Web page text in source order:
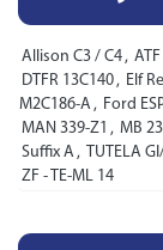
Allison C3 / C4 ,
DTFR 13C140 , Elf
M2C186-A , Ford
MAN 339-Z1 , MB
Suffix A , TUTELA
ZF - TE-ML 14